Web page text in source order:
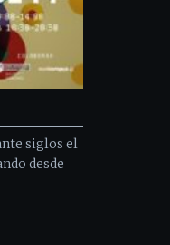
siglos el
desde